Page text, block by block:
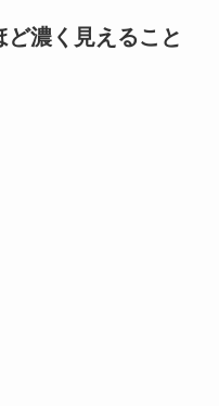
ど濃く見えること